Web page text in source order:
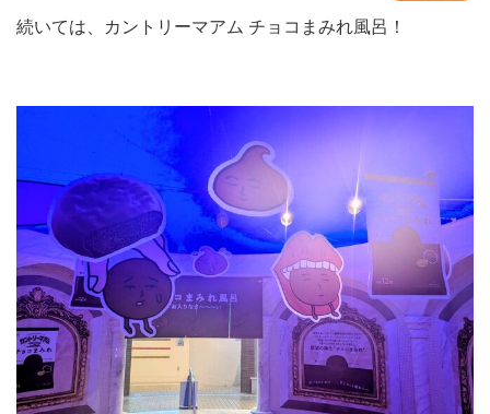
続いては、カントリーマアム チョコまみれ風呂！